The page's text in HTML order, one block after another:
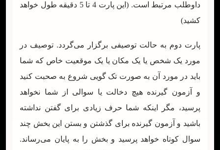
داوطلب مرتبط است. (این پارت 4 تا 5 دقیقه طول خواهد
کشید)
پارت دوم به حالت توصیفی برگزار می‌گردد. توصیف در
مورد یک شخص یا یک مکان یا یک موقعیت خاص که شما
باید در مورد آن به صورت تک گویی شروع به صحبت کنید
و آزمون گیرنده هیچ دخالت یا سوالی از شما نخواهد
پرسید، مگر اینکه شما حرف زیادی برای گفتن نداشته
باشید و آزمون گیرنده برای گذشتن و بستن این بخش چند
سوال کوتاه خواهد پرسید و بخش را به پایان می‌رساند.